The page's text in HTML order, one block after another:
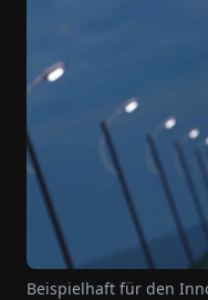
Beispielhaft für den